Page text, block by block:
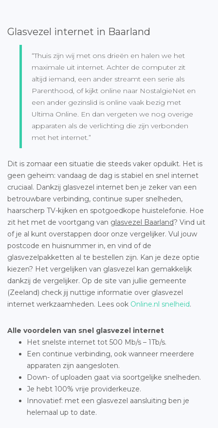
Glasvezel internet in Baarland
“Thuis zijn wij met ons drieën en halen we het
maximale uit internet. Achter de computer zit
altijd iemand, een ander streamt een serie als
Parenthood, of kijkt online naar NostalgieNet en
een ander gezinslid is online vaak bezig met
Ultima Online. En dan vergeten we nog overige
apparaten als de verlichting die zijn verbonden
met het internet.”
Dit is zomaar een situatie die steeds vaker opduikt. Het is
geen geheim: vandaag de dag is stabiel en snel internet
cruciaal. Dankzij glasvezel internet ben je zeker van een
betrouwbare verbinding, continue super snelheden,
haarscherp TV-kijken en spotgoedkope huistelefonie. Hoe
zit het met de voortgang van glasvezel Baarland? Vind uit
of je al kunt overstappen door onze vergelijker. Vul jouw
postcode en huisnummer in, en vind of de
glasvezelpakketten al te bestellen zijn. Kan je deze optie
kiezen? Het vergelijken van glasvezel kan gemakkelijk
dankzij de vergelijker. Op de site van jullie gemeente
(Zeeland) check jij nuttige informatie over glasvezel
internet werkzaamheden. Lees ook Online.nl snelheid.
Alle voordelen van snel glasvezel internet
Het snelste internet tot 500 Mb/s – 1Tb/s.
Een continue verbinding, ook wanneer meerdere
apparaten zijn aangesloten.
Down- of uploaden gaat via soortgelijke snelheden.
Je hebt 100% vrije providerkeuze.
Innovatief: met een glasvezel aansluiting ben je
helemaal up to date.